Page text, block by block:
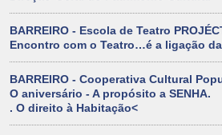
BARREIRO - Escola de Teatro
Encontro com o Teatro…é a ligação
BARREIRO - Cooperativa Cultural
O aniversário - A propósito a SENHA.
. O direito à Habitação<